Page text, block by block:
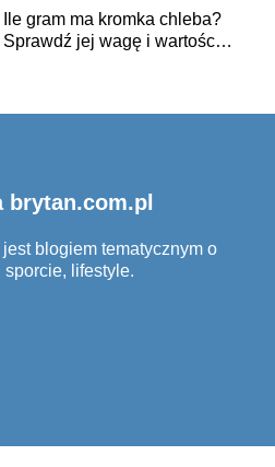
Ile gram ma kromka chleba?
Sprawdź jej wagę i wartości
brytan.com.pl
blogiem tematycznym o
sporcie, lifestyle.